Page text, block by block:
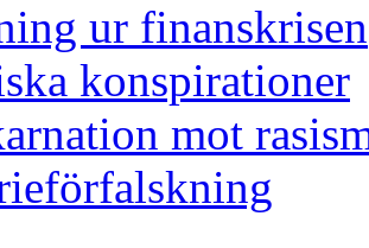
ur finanskrisen
konspirationer
mot